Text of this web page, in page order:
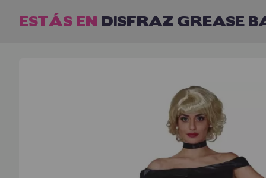
ESTÁS EN DISFRAZ GREASE